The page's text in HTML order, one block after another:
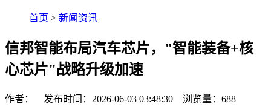
首页 > 新闻资讯
信邦智能布局汽车芯片，"智能装备+核
心芯片"战略升级加速
作者： 发布时间：2026-06-03 03:48:30 浏览量： 688